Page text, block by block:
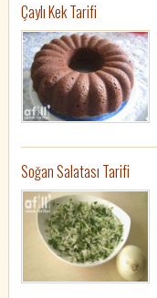
Çaylı Kek Tarifi
Soğan Salatası Tarifi